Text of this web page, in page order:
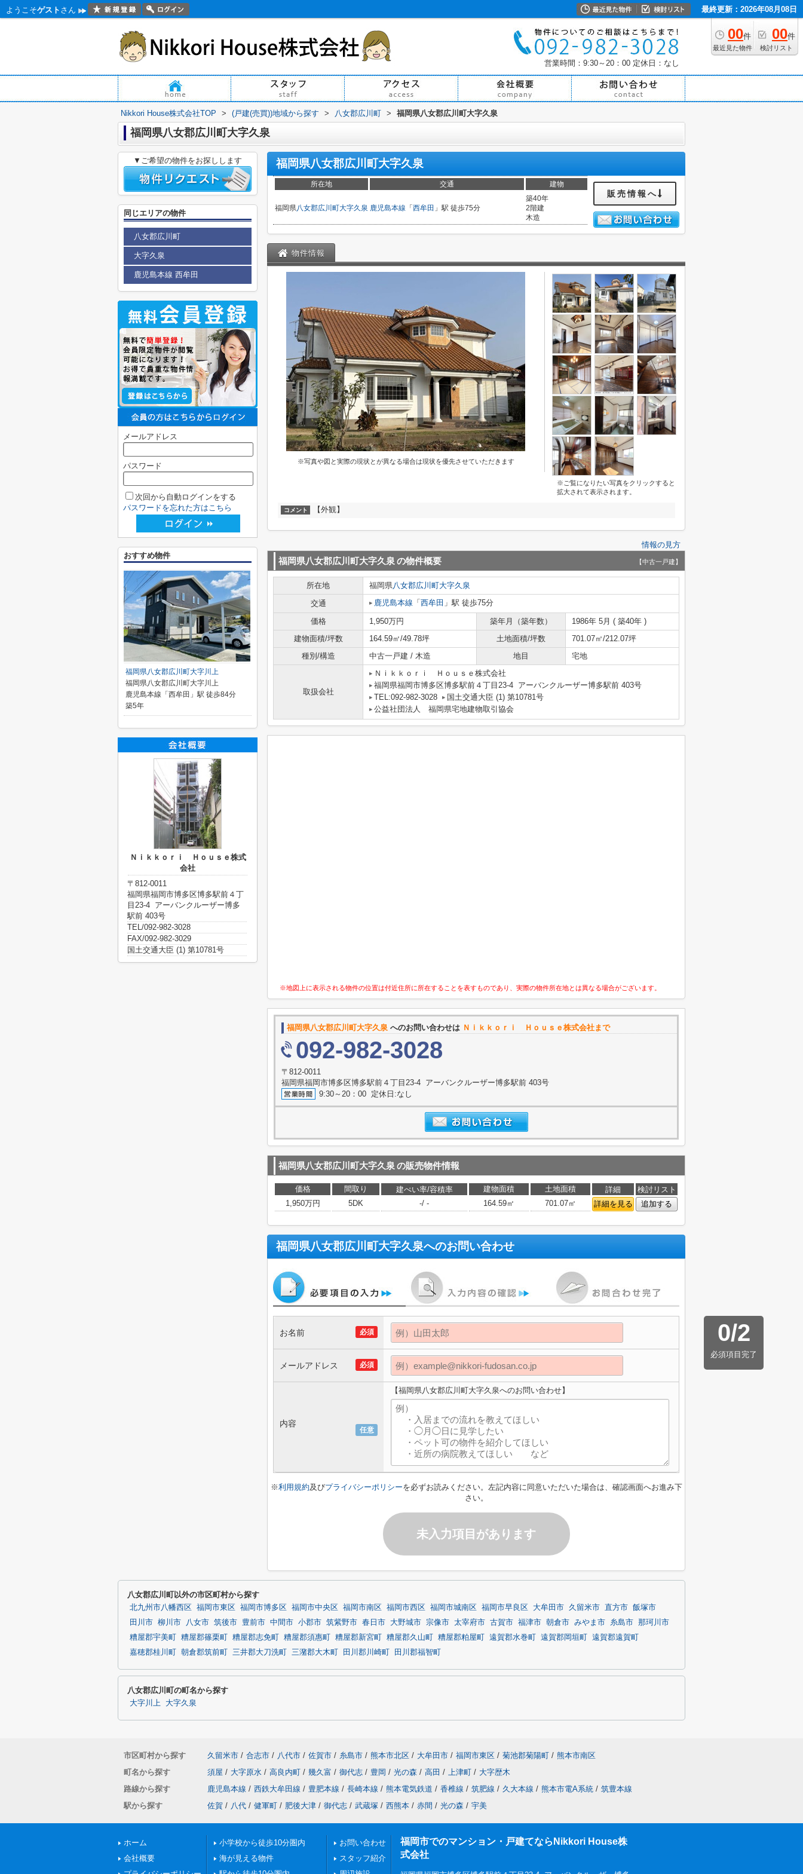
ようこそゲスト さん 最終更新：2026年08月08日
00件
最近見た物件
00件
検討リスト
営業時間：9:30～20：00 定休日：なし
Nikkori House株式会社TOP > (戸建(売買))地域から探す > 八女郡広川町 > 福岡県八女郡広川町大字久泉
福岡県八女郡広川町大字久泉
福岡県八女郡広川町大字久泉
所在地 交通 建物
福岡県八女郡広川町大字久泉 鹿児島本線 「 西牟田 」駅 徒歩75分
築40年
2階建
木造
販売情報へ
物件情報
※写真や図と実際の現状とが異なる場合は現状を優先させていただきます
※ご覧になりたい写真をクリックすると
拡大されて表示されます。
コメント 【外観】
情報の見方
福岡県八女郡広川町大字久泉 の物件概要 【中古一戸建】
所在地 福岡県八女郡広川町大字久泉
交通
鹿児島本線 「 西牟田 」駅 徒歩75分
価格 1,950万円 築年月（築年数）
1986年 5月 ( 築40年 )
建物面積/坪数
164.59㎡/49.78坪 土地面積/坪数
701.07㎡/212.07坪
種別/構造
中古一戸建 / 木造 地目 宅地
取扱会社
Ｎｉｋｋｏｒｉ Ｈｏｕｓｅ株式会社
福岡県福岡市博多区博多駅前４丁目23-4 アーバンクルーザー博多駅前 403号
TEL:092-982-3028
国土交通大臣 (1) 第10781号
公益社団法人 福岡県宅地建物取引協会
※地図上に表示される物件の位置は付近住所に所在することを表すものであり、実際の物件所在地とは異なる場合がございます。
福岡県八女郡広川町大字久泉 へのお問い合わせは Ｎｉｋｋｏｒｉ Ｈｏｕｓｅ株式会社まで
092-982-3028
〒812-0011
福岡県福岡市博多区博多駅前４丁目23-4 アーバンクルーザー博多駅前 403号
9:30～20：00 定休日:なし
福岡県八女郡広川町大字久泉 の販売物件情報
価格 間取り 建ぺい率/容積率 建物面積 土地面積 詳細
検討リスト
1,950万円
5DK -/ - 164.59㎡ 701.07㎡ 詳細を見る 追加する
福岡県八女郡広川町大字久泉へのお問い合わせ
0/2
必須項目完了
必須
お名前
必須
メールアドレス
任意
内容
【福岡県八女郡広川町大字久泉へのお問い合わせ】
※利用規約及びプライバシーポリシーを必ずお読みください。左記内容に同意いただいた場合は、確認画面へお進み下
さい。
未入力項目があります
▼ご希望の物件をお探しします
同じエリアの物件
八女郡広川町
大字久泉
鹿児島本線 西牟田
メールアドレス
パスワード
次回から自動ログインをする
パスワードを忘れた方はこちら
おすすめ物件
福岡県八女郡広川町大字川上
福岡県八女郡広川町大字川上
鹿児島本線「西牟田」駅 徒歩84分
築5年
Ｎｉｋｋｏｒｉ Ｈｏｕｓｅ株式
会社
〒812-0011
福岡県福岡市博多区博多駅前４丁
目23-4 アーバンクルーザー博多
駅前 403号
TEL/092-982-3028
FAX/092-982-3029
国土交通大臣 (1) 第10781号
八女郡広川町以外の市区町村から探す
北九州市八幡西区 福岡市東区 福岡市博多区 福岡市中央区 福岡市南区 福岡市西区 福岡市城南区 福岡市早良区 大牟田市 久留米市 直方市 飯塚市
田川市 柳川市 八女市 筑後市 豊前市 中間市 小郡市 筑紫野市 春日市 大野城市 宗像市 太宰府市 古賀市 福津市 朝倉市 みやま市 糸島市 那珂川市
糟屋郡宇美町
糟屋郡篠栗町 糟屋郡志免町 糟屋郡須惠町 糟屋郡新宮町 糟屋郡久山町 糟屋郡粕屋町 遠賀郡水巻町 遠賀郡岡垣町
遠賀郡遠賀町
嘉穂郡桂川町
朝倉郡筑前町 三井郡大刀洗町 三潴郡大木町 田川郡川崎町 田川郡福智町
八女郡広川町の町名から探す
大字川上 大字久泉
市区町村から探す 久留米市 / 合志市 / 八代市 / 佐賀市 / 糸島市 / 熊本市北区 / 大牟田市 / 福岡市東区 / 菊池郡菊陽町 / 熊本市南区
町名から探す
須屋 / 大字原水 / 高良内町 / 幾久富 / 御代志 / 豊岡 / 光の森 / 高田 / 上津町 / 大字歴木
路線から探す
鹿児島本線 / 西鉄大牟田線 / 豊肥本線 / 長崎本線 / 熊本電気鉄道 / 香椎線 / 筑肥線 / 久大本線 / 熊本市電A系統 / 筑豊本線
駅から探す
佐賀 / 八代 / 健軍町 / 肥後大津 / 御代志 / 武蔵塚 / 西熊本 / 赤間 / 光の森 / 宇美
ホーム
会社概要
小学校から徒歩10分圏内
海が見える物件
お問い合わせ
スタッフ紹介
福岡市でのマンション・戸建てならNikkori House株
式会社